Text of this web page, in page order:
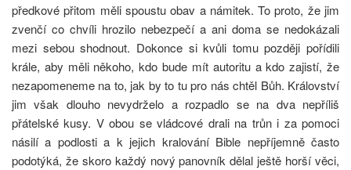
předkové přitom měli spoustu obav a námitek. To proto, že jim
zvenčí co chvíli hrozilo nebezpečí a ani doma se nedokázali
mezi sebou shodnout. Dokonce si kvůli tomu později pořídili
krále, aby měli někoho, kdo bude mít autoritu a kdo zajistí, že
nezapomeneme na to, jak by to tu pro nás chtěl Bůh. Království
jim však dlouho nevydrželo a rozpadlo se na dva nepříliš
přátelské kusy. V obou se vládcové drali na trůn i za pomoci
násilí a podlosti a k jejich kralování Bible nepříjemně často
podotýká, že skoro každý nový panovník dělal ještě horší věci,